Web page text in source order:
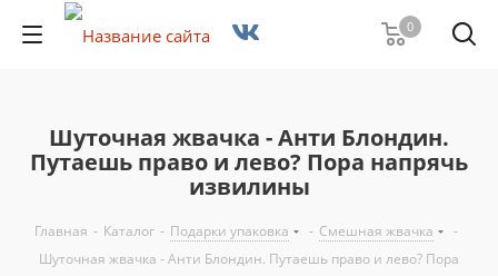
0
Шуточная жвачка - Анти Блондин.
Путаешь право и лево? Пора напрячь
извилины
Главная - Каталог - Подарки упаковка - Смешная жвачка
-
Шуточная жвачка - Анти Блондин. Путаешь право и лево? Пора